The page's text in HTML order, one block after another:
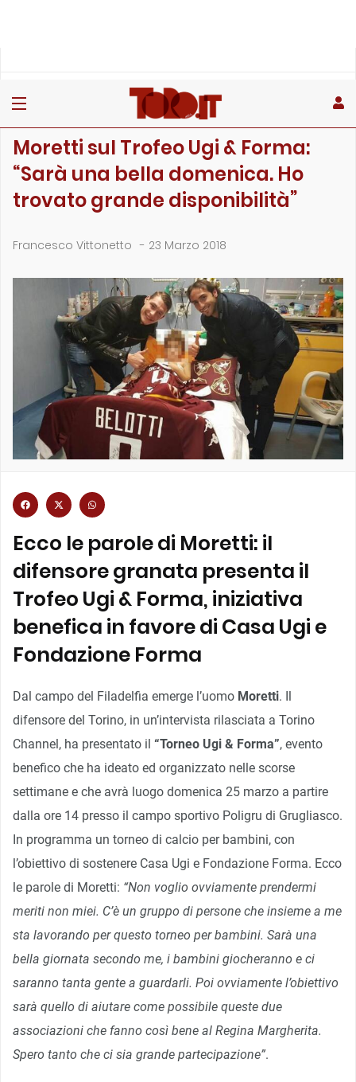
Moretti sul Trofeo Ugi & Forma:
“Sarà una bella domenica. Ho
trovato grande disponibilità”
Francesco Vittonetto - 23 Marzo 2018
Ecco le parole di Moretti: il
difensore granata presenta il
Trofeo Ugi & Forma, iniziativa
benefica in favore di Casa Ugi e
Fondazione Forma
Dal campo del Filadelfia emerge l’uomo Moretti. Il
difensore del Torino, in un’intervista rilasciata a Torino
Channel, ha presentato il “Torneo Ugi & Forma”, evento
benefico che ha ideato ed organizzato nelle scorse
settimane e che avrà luogo domenica 25 marzo a partire
dalla ore 14 presso il campo sportivo Poligru di Grugliasco.
In programma un torneo di calcio per bambini, con
l’obiettivo di sostenere Casa Ugi e Fondazione Forma. Ecco
le parole di Moretti: “Non voglio ovviamente prendermi
meriti non miei. C’è un gruppo di persone che insieme a me
sta lavorando per questo torneo per bambini. Sarà una
bella giornata secondo me, i bambini giocheranno e ci
saranno tanta gente a guardarli. Poi ovviamente l’obiettivo
sarà quello di aiutare come possibile queste due
associazioni che fanno così bene al Regina Margherita.
Spero tanto che ci sia grande partecipazione”.